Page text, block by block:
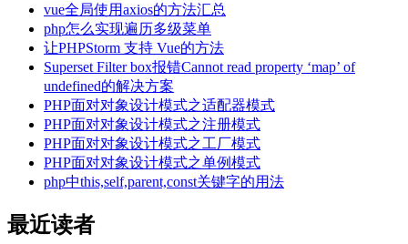
vue全局使用axios的方法汇总
php怎么实现遍历多级菜单
让PHPStorm 支持 Vue的方法
Superset Filter box报错Cannot read property ‘map’ of
undefined的解决方案
PHP面对对象设计模式之适配器模式
PHP面对对象设计模式之注册模式
PHP面对对象设计模式之工厂模式
PHP面对对象设计模式之单例模式
php中this,self,parent,const关键字的用法
最近读者